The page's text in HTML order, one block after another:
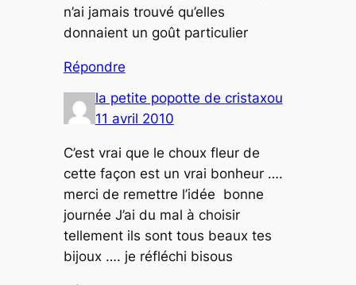
n’ai jamais trouvé qu’elles
donnaient un goût particulier
Répondre
la petite popotte de cristaxou
11 avril 2010
C’est vrai que le choux fleur de
cette façon est un vrai bonheur ….
merci de remettre l’idée bonne
journée J’ai du mal à choisir
tellement ils sont tous beaux tes
bijoux …. je réfléchi bisous